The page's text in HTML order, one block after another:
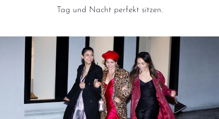
Tag und Nacht perfekt sitzen.